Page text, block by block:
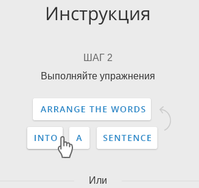
Инструкция
ШАГ 2
Выполняйте упражнения
Или